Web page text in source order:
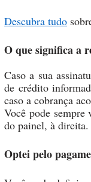
Descubra tudo
O que significa a
Caso a sua
de crédito
caso a cobrança
Você pode sempre
do painel, à direita.
Optei pelo